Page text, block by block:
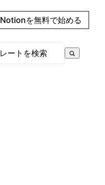
Notionを無料で始める